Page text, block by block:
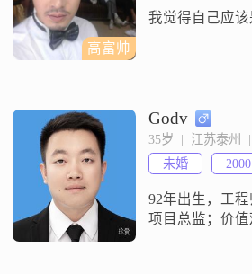
高富帅
我觉得自己应
Godv
35岁  |  江苏泰州  |
未婚
92年出生，工
项目总监；价
才华，合于性